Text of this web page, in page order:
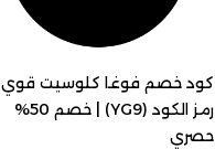
كود خصم فوغا كلوسيت قوي |
رمز الكود (YG9) | خصم 50%
حصري